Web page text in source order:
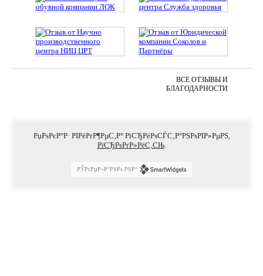
ВСЕ ОТЗЫВЫ И
БЛАГОДАРНОСТИ
РџРѕРєР°Р· РІРёРґР¶РµС‚Р° РїСЂРёРѕСЃС‚Р°РЅРѕРІР»РµРЅ,
РїСЂРѕРґР»РёС‚СЊ.
РЎРґРµР»Р°РЅРѕ РЅР°